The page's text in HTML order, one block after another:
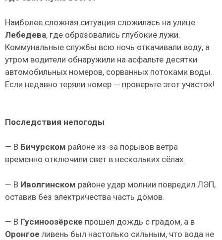
Наиболее сложная ситуация сложилась на улице
Лебедева, где образовались глубокие лужи.
Коммунальные службы всю ночь откачивали воду, а
утром водители обнаружили на асфальте десятки
автомобильных номеров, сорванных потоками воды.
Если недавно теряли номер — проверьте этот участок!
Последствия непогоды
— В Бичурском районе из-за порывов ветра
временно отключили свет в нескольких сёлах.
— В Иволгинском районе удар молнии повредил ЛЭП,
оставив без электричества часть домов.
— В Гусиноозёрске прошел дождь с градом, а в
Оронгое ливень был настолько сильным, что вода не